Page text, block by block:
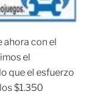
ahora con el
el
que el esfuerzo
$1.350